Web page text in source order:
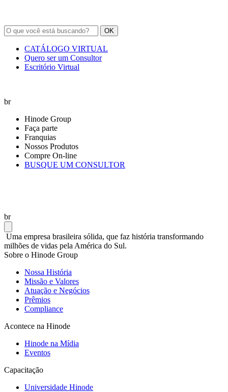
OK
CATÁLOGO VIRTUAL
Quero ser um Consultor
Escritório Virtual
br
Hinode Group
Faça parte
Franquias
Nossos Produtos
Compre On-line
BUSQUE UM CONSULTOR
br
Uma empresa brasileira sólida, que faz história transformando
milhões de vidas pela América do Sul.
Sobre o Hinode Group
Nossa História
Missão e Valores
Atuação e Negócios
Prêmios
Compliance
Acontece na Hinode
Hinode na Mídia
Eventos
Capacitação
Universidade Hinode